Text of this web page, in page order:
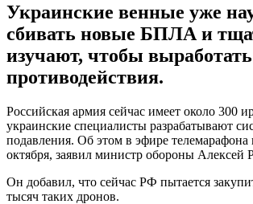
Украинские венные уже
сбивать новые БПЛА и
изучают, чтобы
противодействия.
Российская армия сейчас имеет около 300
украинские специалисты разрабатывают
подавления. Об этом в эфире телемарафона
октября, заявил министр обороны Алексей
Он добавил, что сейчас РФ пытается
тысяч таких дронов.